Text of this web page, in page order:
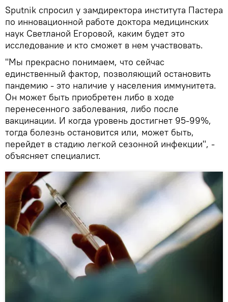
Sputnik спросил у замдиректора института Пастера
по инновационной работе доктора медицинских
наук Светланой Егоровой, каким будет это
исследование и кто сможет в нем участвовать.
"Мы прекрасно понимаем, что сейчас
единственный фактор, позволяющий остановить
пандемию - это наличие у населения иммунитета.
Он может быть приобретен либо в ходе
перенесенного заболевания, либо после
вакцинации. И когда уровень достигнет 95-99%,
тогда болезнь остановится или, может быть,
перейдет в стадию легкой сезонной инфекции", -
объясняет специалист.